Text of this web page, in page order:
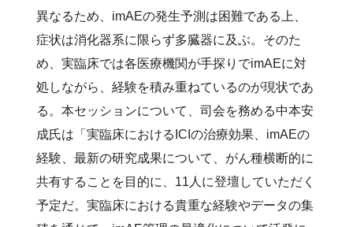
異なるため、imAEの発生予測は困難である上、
症状は消化器系に限らず多臓器に及ぶ。そのた
め、実臨床では各医療機関が手探りでimAEに対
処しながら、経験を積み重ねているのが現状であ
る。本セッションについて、司会を務める中本安
成氏は「実臨床におけるICIの治療効果、imAEの
経験、最新の研究成果について、がん種横断的に
共有することを目的に、11人に登壇していただく
予定だ。実臨床における貴重な経験やデータの集